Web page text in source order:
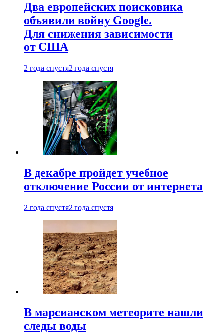
Два европейских поисковика
объявили войну Google.
Для снижения зависимости
от США
2 года спустя2 года спустя
В декабре пройдет учебное
отключение России от интернета
2 года спустя2 года спустя
В марсианском метеорите нашли
следы воды